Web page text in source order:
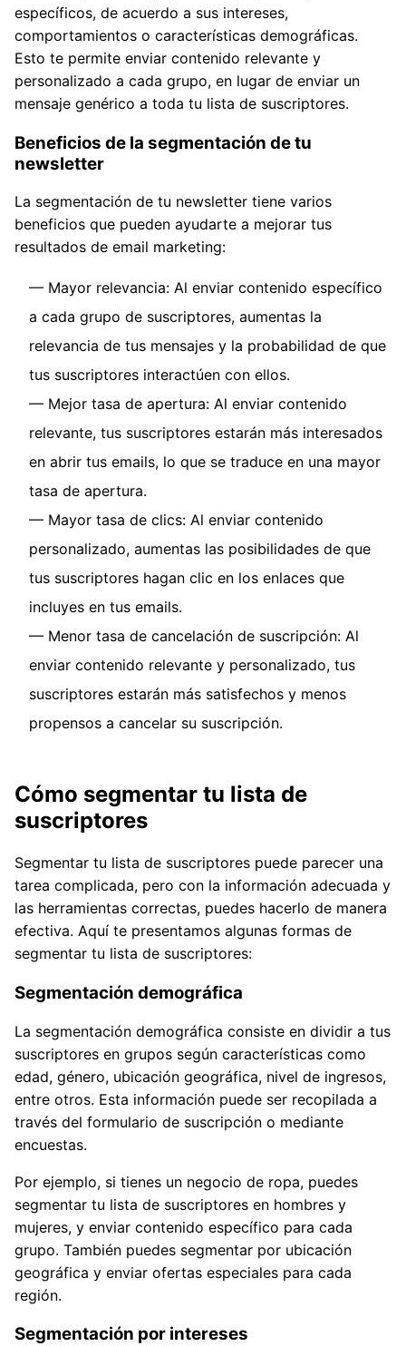
específicos, de acuerdo a sus intereses,
comportamientos o características demográficas.
Esto te permite enviar contenido relevante y
personalizado a cada grupo, en lugar de enviar un
mensaje genérico a toda tu lista de suscriptores.
Beneficios de la segmentación de tu
newsletter
La segmentación de tu newsletter tiene varios
beneficios que pueden ayudarte a mejorar tus
resultados de email marketing:
Mayor relevancia: Al enviar contenido específico
a cada grupo de suscriptores, aumentas la
relevancia de tus mensajes y la probabilidad de que
tus suscriptores interactúen con ellos.
Mejor tasa de apertura: Al enviar contenido
relevante, tus suscriptores estarán más interesados
en abrir tus emails, lo que se traduce en una mayor
tasa de apertura.
Mayor tasa de clics: Al enviar contenido
personalizado, aumentas las posibilidades de que
tus suscriptores hagan clic en los enlaces que
incluyes en tus emails.
Menor tasa de cancelación de suscripción: Al
enviar contenido relevante y personalizado, tus
suscriptores estarán más satisfechos y menos
propensos a cancelar su suscripción.
Cómo segmentar tu lista de
suscriptores
Segmentar tu lista de suscriptores puede parecer una
tarea complicada, pero con la información adecuada y
las herramientas correctas, puedes hacerlo de manera
efectiva. Aquí te presentamos algunas formas de
segmentar tu lista de suscriptores:
Segmentación demográfica
La segmentación demográfica consiste en dividir a tus
suscriptores en grupos según características como
edad, género, ubicación geográfica, nivel de ingresos,
entre otros. Esta información puede ser recopilada a
través del formulario de suscripción o mediante
encuestas.
Por ejemplo, si tienes un negocio de ropa, puedes
segmentar tu lista de suscriptores en hombres y
mujeres, y enviar contenido específico para cada
grupo. También puedes segmentar por ubicación
geográfica y enviar ofertas especiales para cada
región.
Segmentación por intereses